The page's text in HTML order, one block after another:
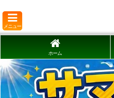
メニュー
ホーム